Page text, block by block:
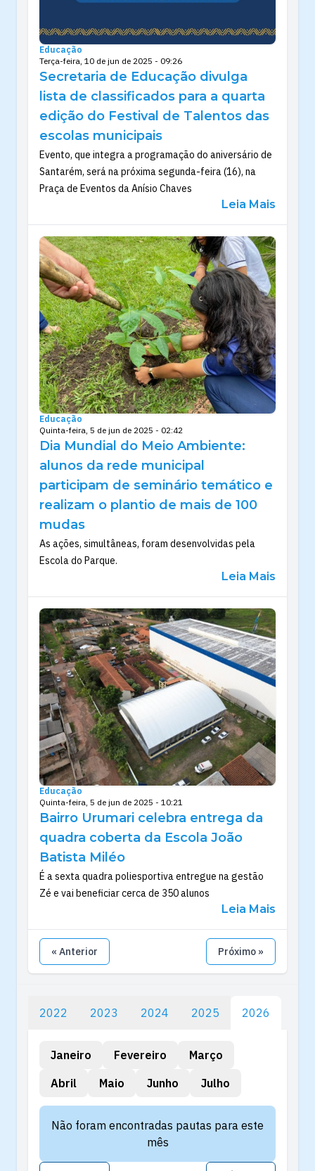
Educação
Terça-feira, 10 de jun de 2025 - 09:26
Secretaria de Educação divulga
lista de classificados para a quarta
edição do Festival de Talentos das
escolas municipais
Evento, que integra a programação do aniversário de
Santarém, será na próxima segunda-feira (16), na
Praça de Eventos da Anísio Chaves
Leia Mais
Educação
Quinta-feira, 5 de jun de 2025 - 02:42
Dia Mundial do Meio Ambiente:
alunos da rede municipal
participam de seminário temático e
realizam o plantio de mais de 100
mudas
As ações, simultâneas, foram desenvolvidas pela
Escola do Parque.
Leia Mais
Educação
Quinta-feira, 5 de jun de 2025 - 10:21
Bairro Urumari celebra entrega da
quadra coberta da Escola João
Batista Miléo
É a sexta quadra poliesportiva entregue na gestão
Zé e vai beneficiar cerca de 350 alunos
Leia Mais
« Anterior Próximo »
2022 2023 2024 2025 2026
Janeiro Fevereiro
Março
Abril
Maio Junho Julho
Não foram encontradas pautas para este
mês